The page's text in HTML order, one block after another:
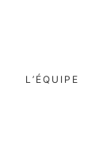
L’ÉQUIPE